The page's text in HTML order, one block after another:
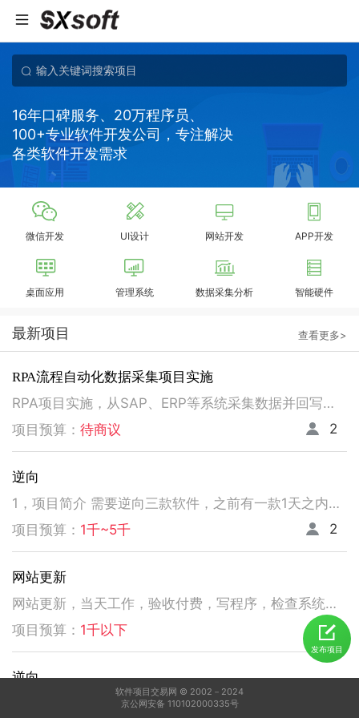
16年口碑服务、20万程序员、
100+专业软件开发公司，专注解决
各类软件开发需求
微信开发 UI设计 网站开发 APP开发
桌面应用 管理系统 数据采集分析 智能硬件
最新项目 查看更多>
RPA流程自动化数据采集项目实施
RPA项目实施，从SAP、ERP等系统采集数据并回写。请注意以下要求，不符合者请勿扰！ 1、熟悉掌握国内主流RPA设计实施，如弘玑、来也、艺赛旗等产品； 2、有大中型企业RPA流程设计、实施项目经验； 3、非远程、需要现场实施！！！！！！！
项目预算： 待商议 2
逆向
1，项目简介 需要逆向三款软件，之前有一款1天之内有人已经逆向出来，交付给我了。 2，功能需求 逆向出来后，不做任何功能改变，做加密授权就可以了三、人员要求 3，人员要求 精通逆向，做事速度快。不拖延项目进度，能保持实时交流，按时交付。 平台功能可正常使用，无明显bug。 提供项目源码
项目预算： 1千~5千 2
网站更新
网站更新，当天工作，验收付费，写程序，检查系统，更新资料库，按发现问题及时处理，写新的广州话A l软件
项目预算： 1千以下 5
逆向
发布项目
软件项目交易网 © 2002－2024
京公网安备 110102000335号